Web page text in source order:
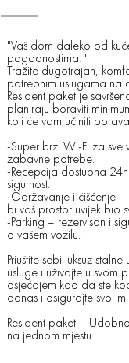
"Vaš dom daleko od
pogodnostima!"
Tražite dugotrajan,
potrebnim uslugama na
Resident paket je
planiraju boraviti
koji će vam učiniti
-Super brzi Wi-Fi za sve
zabavne potrebe.
-Recepcija dostupna
sigurnost.
-Održavanje i čišćenje
bi vaš prostor uvijek bio
-Parking – rezervisan i
o vašem vozilu.
Priuštite sebi luksuz
usluge i uživajte u svom
osjećajem kao da ste
danas i osigurajte svoj
Resident paket –
na jednom mjestu.